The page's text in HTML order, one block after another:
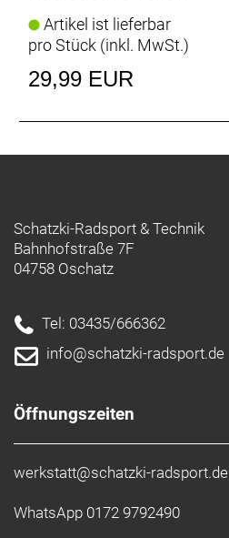
Artikel ist lieferbar
pro Stück (inkl. MwSt.)
29,99 EUR
Schatzki-Radsport & Technik
Bahnhofstraße 7F
04758 Oschatz
Tel: 03435/666362
info@schatzki-radsport.de
Öffnungszeiten
werkstatt@schatzki-radsport.de
WhatsApp 0172 9792490